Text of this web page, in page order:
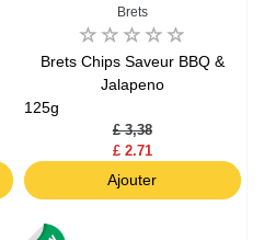
Brets
Brets Chips Saveur BBQ &
Jalapeno
125g
£ 3,38
£ 2.71
Ajouter